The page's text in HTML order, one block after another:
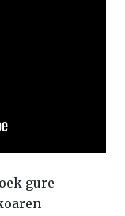
gure